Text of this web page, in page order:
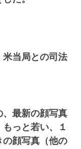
当局との司法
、最新の顔写真
っと若い、１
顔写真（他の